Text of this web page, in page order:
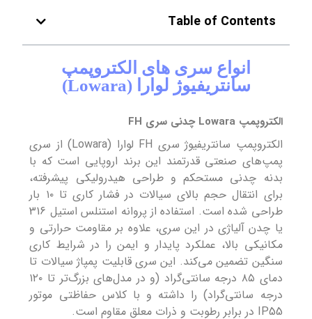
Table of Contents
انواع سری های الکتروپمپ
سانتریفیوژ لوارا (Lowara)
الکتروپمپ Lowara چدنی سری FH
الکتروپمپ‌ سانتریفیوژ سری FH لوارا (Lowara) از سری
پمپ‌های صنعتی قدرتمند این برند اروپایی است که با
بدنه چدنی مستحکم و طراحی هیدرولیکی پیشرفته،
برای انتقال حجم بالای سیالات در فشار کاری تا ۱۰ بار
طراحی شده است. استفاده از پروانه استنلس استیل 316
یا چدن آلیاژی در این سری، علاوه بر مقاومت حرارتی و
مکانیکی بالا، عملکرد پایدار و ایمن را در شرایط کاری
سنگین تضمین می‌کند. این سری قابلیت پمپاژ سیالات تا
دمای ۸۵ درجه سانتی‌گراد (و در مدل‌های بزرگ‌تر تا ۱۲۰
درجه سانتی‌گراد) را داشته و با کلاس حفاظتی موتور
IP55 در برابر رطوبت و ذرات معلق مقاوم است.